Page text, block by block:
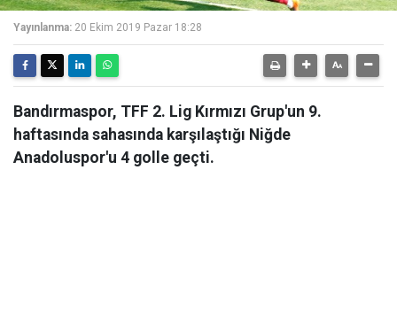
Yayınlanma: 20 Ekim 2019 Pazar 18:28
Bandırmaspor, TFF 2. Lig Kırmızı Grup'un 9.
haftasında sahasında karşılaştığı Niğde
Anadoluspor'u 4 golle geçti.